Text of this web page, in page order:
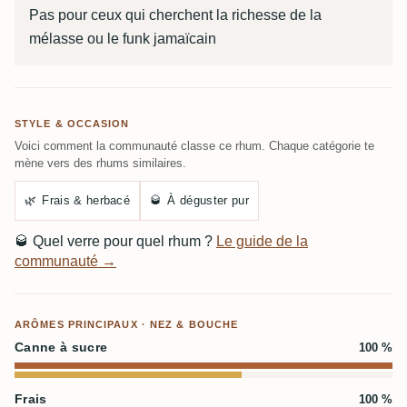
Pas pour ceux qui cherchent la richesse de la
mélasse ou le funk jamaïcain
STYLE & OCCASION
Voici comment la communauté classe ce rhum. Chaque catégorie te
mène vers des rhums similaires.
🌿 Frais & herbacé 🥃 À déguster pur
🥃 Quel verre pour quel rhum ? Le guide de la
communauté →
ARÔMES PRINCIPAUX · NEZ & BOUCHE
Canne à sucre 100 %
Frais 100 %